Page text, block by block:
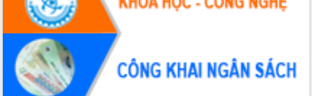
Hội thảo khoa học “Giải pháp thúc đẩy
phát triển nền kinh tế xanh tại tỉnh
Đắk Lắk”
Tăng cường giám sát, đôn đốc thực
hiện nhiệm vụ quản lý tài sản công
hàng tuần